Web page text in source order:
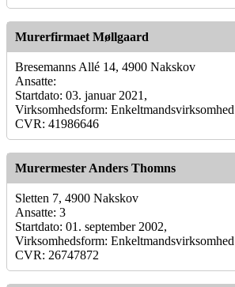
Murerfirmaet Møllgaard
Bresemanns Allé 14, 4900 Nakskov
Ansatte:
Startdato: 03. januar 2021,
Virksomhedsform: Enkeltmandsvirksomhed
CVR: 41986646
Murermester Anders Thomns
Sletten 7, 4900 Nakskov
Ansatte: 3
Startdato: 01. september 2002,
Virksomhedsform: Enkeltmandsvirksomhed
CVR: 26747872